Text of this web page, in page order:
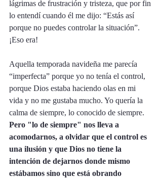
lágrimas de frustración y tristeza, que por fin
lo entendí cuando él me dijo: “Estás así
porque no puedes controlar la situación”.
¡Eso era!
Aquella temporada navideña me parecía
“imperfecta” porque yo no tenía el control,
porque Dios estaba haciendo olas en mi
vida y no me gustaba mucho. Yo quería la
calma de siempre, lo conocido de siempre.
Pero "lo de siempre" nos lleva a
acomodarnos, a olvidar que el control es
una ilusión y que Dios no tiene la
intención de dejarnos donde mismo
estábamos sino que está obrando